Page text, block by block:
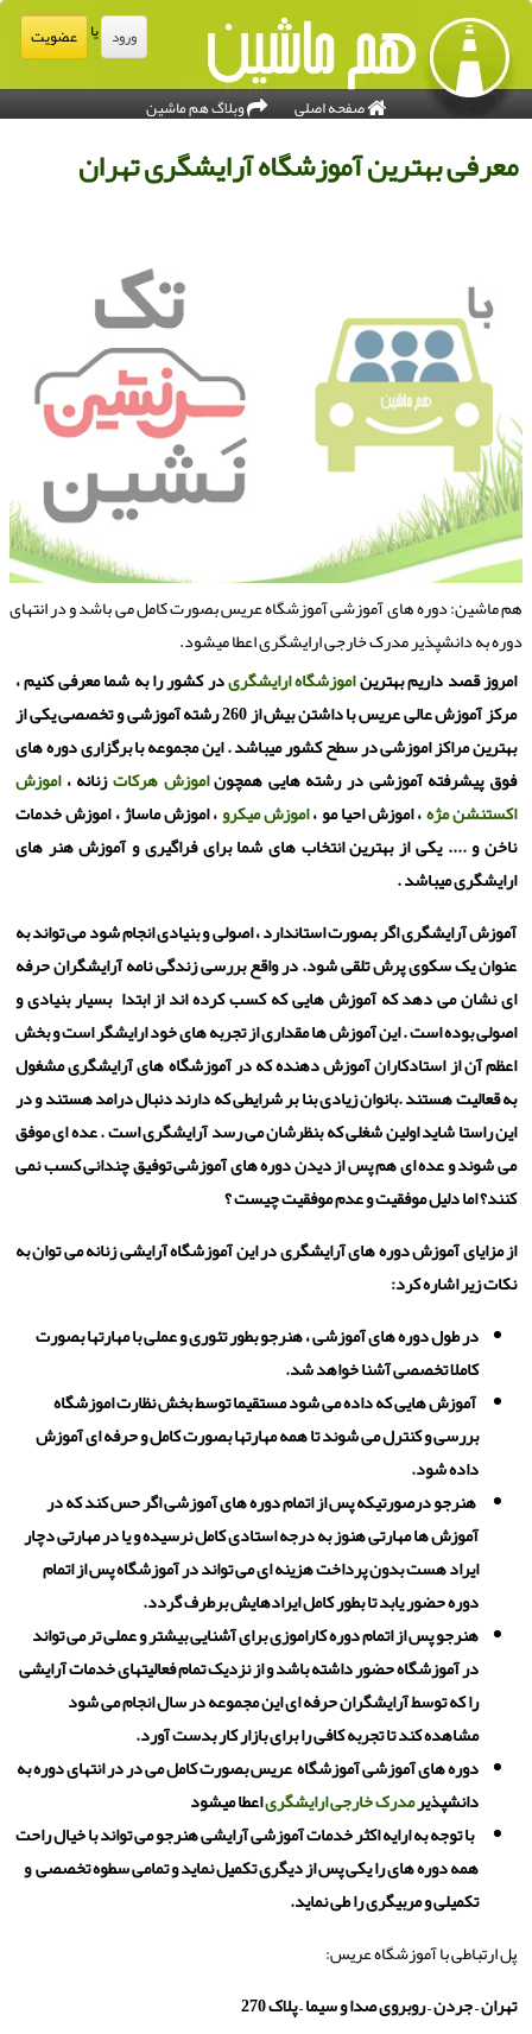
ورود عضویت
صفحه اصلی وبلاگ هم ماشین
معرفی بهترین آموزشگاه آرایشگری تهران
ماشین: دوره های آموزشی آموزشگاه عریس بصورت کامل می باشد و در انتهای
به دانشپذیر مدرک خارجی ارایشگری اعطا میشود.
امروز قصد داریم بهتریناموزشگاه ارایشگریدر کشور را به شما معرفی کنیم ،
مرکز آموزش عالی عریس با داشتن بیش از 260 رشته آموزشی و تخصصی یکی از
بهترین مراکز اموزشی در سطح کشور میباشد . این مجموعه با برگزاری دوره های
فوق پیشرفته آموزشی در رشته هایی همچوناموزش هرکاتزنانه ،اموزش
اکستنشن مژه، اموزش احیا مو ،اموزش میکرو، اموزش ماساژ ، اموزش خدمات
ناخن و .... یکی از بهترین انتخاب های شما برای فراگیری و آموزش هنر های
ارایشگری میباشد .
آموزش آرایشگری اگر بصورت استاندارد ، اصولی و بنیادی انجام شود می تواند به
عنوان یک سکوی پرش تلقی شود. در واقع بررسی زندگی نامه آرایشگران حرفه
ای نشان می دهد که آموزش هایی که کسب کرده اند از ابتدا بسیار بنیادی و
اصولی بوده است . این آموزش ها مقداری از تجربه های خود ارایشگر است و بخش
اعظم آن از استادکاران آموزش دهنده که در آموزشگاه های آرایشگری مشغول
به قعالیت هستند .بانوان زیادی بنا بر شرایطی که دارند دنبال درامد هستند و در
این راستا شاید اولین شغلی که بنظرشان می رسد آرایشگری است . عده ای موفق
می شوند و عده ای هم پس از دیدن دوره های آموزشی توفیق چندانی کسب نمی
کنند؟ اما دلیل موفقیت و عدم موفقیت چیست ؟
از مزایای آموزش دوره های آرایشگری در این آموزشگاه آرایشی زنانه می توان به
نکات زیر اشاره کرد:
در طول دوره های آموزشی ، هنرجو بطور تئوری و عملی با مهارتها بصورت
کاملا تخصصی آشنا خواهد شد.
آموزش هایی که داده می شود مستقیما توسط بخش نظارت اموزشگاه
بررسی و کنترل می شوند تا همه مهارتها بصورت کامل و حرفه ای آموزش
داده شود.
هنرجو درصورتیکه پس از اتمام دوره های آموزشی اگر حس کند که در
آموزش ها مهارتی هنوز به درجه استادی کامل نرسیده و یا در مهارتی دچار
ایراد هست بدون پرداخت هزینه ای می تواند در آموزشگاه پس از اتمام
دوره حضور یابد تا بطور کامل ایرادهایش برطرف گردد.
هنرجو پس از اتمام دوره کاراموزی برای آشنایی بیشتر و عملی تر می تواند
در آموزشگاه حضور داشته باشد و از نزدیک تمام فعالیتهای خدمات آرایشی
را که توسط آرایشگران حرفه ای این مجموعه در سال انجام می شود
مشاهده کند تا تجربه کافی را برای بازار کار بدست آورد.
دوره های آموزشی آموزشگاه عریس بصورت کامل می در در انتهای دوره به
دانشپذیرمدرک خارجی ارایشگریاعطا میشود
با توجه به ارایه اکثر خدمات آموزشی آرایشی هنرجو می تواند با خیال راحت
همه دوره های را یکی پس از دیگری تکمیل نماید و تمامی سطوه تخصصی و
تکمیلی و مربیگری را طی نماید.
پل ارتباطی با آموزشگاه عریس:
تهران–جردن–روبروی صدا و سیما–پلاک 270